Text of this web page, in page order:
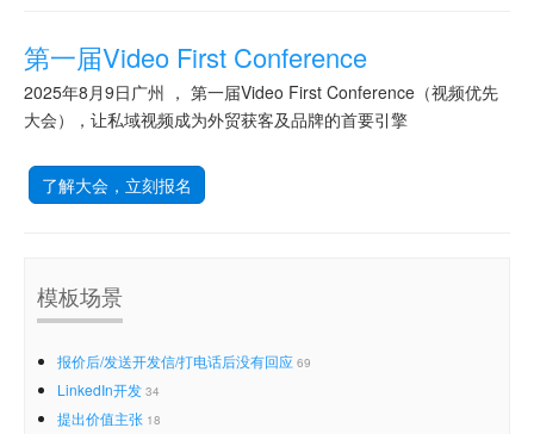
第一届Video First Conference
2025年8月9日广州 ， 第一届Video First Conference（视频优先
大会），让私域视频成为外贸获客及品牌的首要引擎
了解大会，立刻报名
模板场景
报价后/发送开发信/打电话后没有回应 69
LinkedIn开发 34
提出价值主张 18